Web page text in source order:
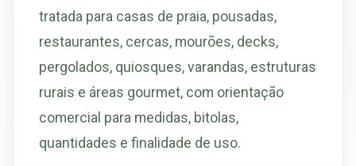
tratada para casas de praia, pousadas,
restaurantes, cercas, mourões, decks,
pergolados, quiosques, varandas, estruturas
rurais e áreas gourmet, com orientação
comercial para medidas, bitolas,
quantidades e finalidade de uso.